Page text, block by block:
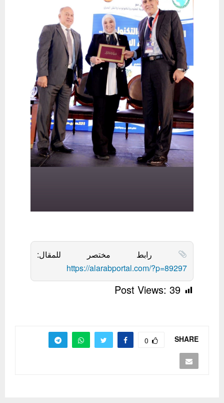
رابط مختصر للمقال:
https://alarabportal.com/?p=89297
Post Views: 39
SHARE
0